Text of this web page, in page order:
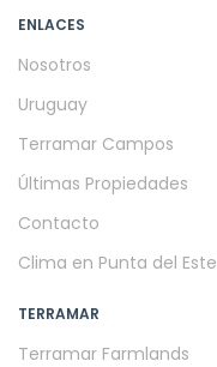
ENLACES
Nosotros
Uruguay
Terramar Campos
Últimas Propiedades
Contacto
Clima en Punta del Este
TERRAMAR
Terramar Farmlands